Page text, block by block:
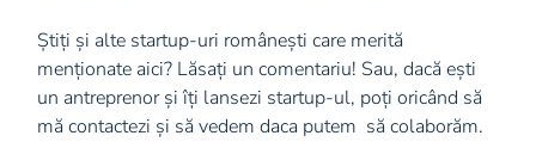
Știți și alte startup-uri românești care merită
menționate aici? Lăsați un comentariu! Sau, dacă ești
un antreprenor și îți lansezi startup-ul, poți oricând să
mă contactezi și să vedem daca putem să colaborăm.